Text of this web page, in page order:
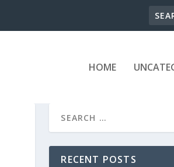
HOME
RECENT POSTS